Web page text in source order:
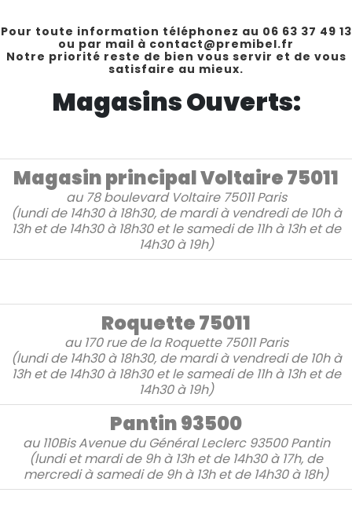
Pour toute information téléphonez au 06 63 37 49 13
ou par mail à contact@premibel.fr
Notre priorité reste de bien vous servir et de vous
satisfaire au mieux.
Magasins Ouverts:
Magasin principal Voltaire 75011
au 78 boulevard Voltaire 75011 Paris
(lundi de 14h30 à 18h30, de mardi à vendredi de 10h à
13h et de 14h30 à 18h30 et le samedi de 11h à 13h et de
14h30 à 19h)
Roquette 75011
au 170 rue de la Roquette 75011 Paris
(lundi de 14h30 à 18h30, de mardi à vendredi de 10h à
13h et de 14h30 à 18h30 et le samedi de 11h à 13h et de
14h30 à 19h)
Pantin 93500
au 110Bis Avenue du Général Leclerc 93500 Pantin
(lundi et mardi de 9h à 13h et de 14h30 à 17h, de
mercredi à samedi de 9h à 13h et de 14h30 à 18h)